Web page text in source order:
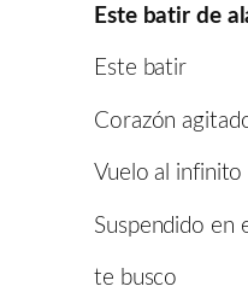
Este batir de
Este batir
Corazón
Vuelo al infinito
Suspendido en
te busco